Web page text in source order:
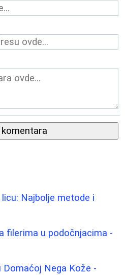
komentara
Najbolje metode i
filerima u podočnjacima -
Domaćoj Nega Kože -